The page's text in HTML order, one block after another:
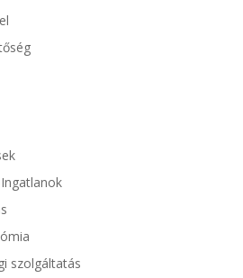
szolgáltatás